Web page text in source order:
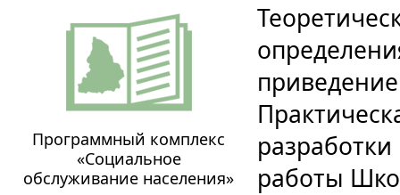
работы
Программный комплекс
«Социальное
обслуживание населения»